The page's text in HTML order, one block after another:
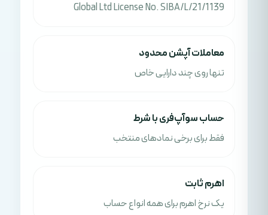
Global Ltd License No. SIBA/L/21/1139
معاملات آپشن محدود
تنها روی چند دارایی خاص
حساب سوآپ‌فری با شرط
فقط برای برخی نمادهای منتخب
اهرم ثابت
یک نرخ اهرم برای همه انواع حساب